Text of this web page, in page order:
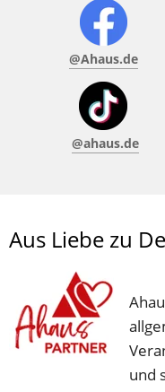
@Ahaus.de
@ahaus.de
Aus Liebe zu
und